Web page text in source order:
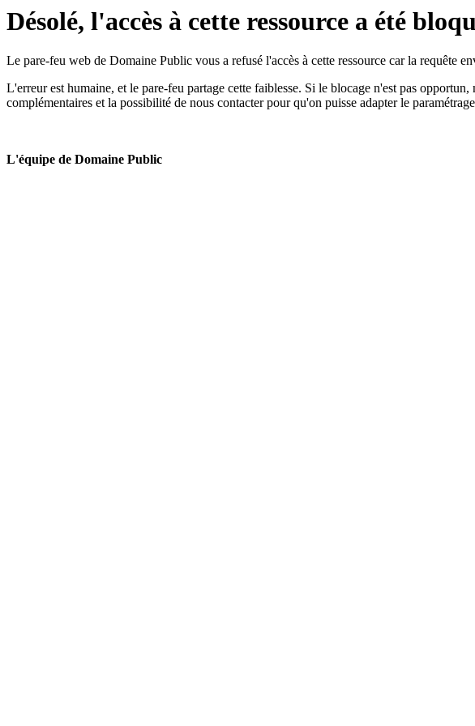
Désolé, l'accès à cette ressource a été
Le pare-feu web de Domaine Public vous a refusé l'accès à cette ressource car la requête
L'erreur est humaine, et le pare-feu partage cette faiblesse. Si le blocage n'est pas
complémentaires et la possibilité de nous contacter pour qu'on puisse adapter le
L'équipe de Domaine Public